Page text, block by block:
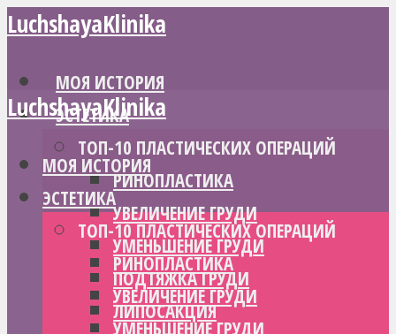
LuchshayaKlinika
МОЯ ИСТОРИЯ
ЭСТЕТИКА
ТОП-10 ПЛАСТИЧЕСКИХ ОПЕРАЦИЙ
РИНОПЛАСТИКА
УВЕЛИЧЕНИЕ ГРУДИ
УМЕНЬШЕНИЕ ГРУДИ
ПОДТЯЖКА ГРУДИ
ЛИПОСАКЦИЯ
LuchshayaKlinika
МОЯ ИСТОРИЯ
ЭСТЕТИКА
ТОП-10 ПЛАСТИЧЕСКИХ ОПЕРАЦИЙ
РИНОПЛАСТИКА
УВЕЛИЧЕНИЕ ГРУДИ
УМЕНЬШЕНИЕ ГРУДИ